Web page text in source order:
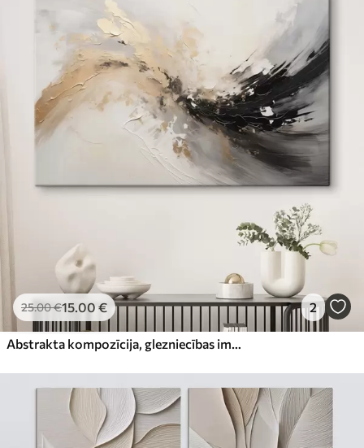
25.00€15.00 € 2
Abstrakta kompozīcija, glezniecības imitācija